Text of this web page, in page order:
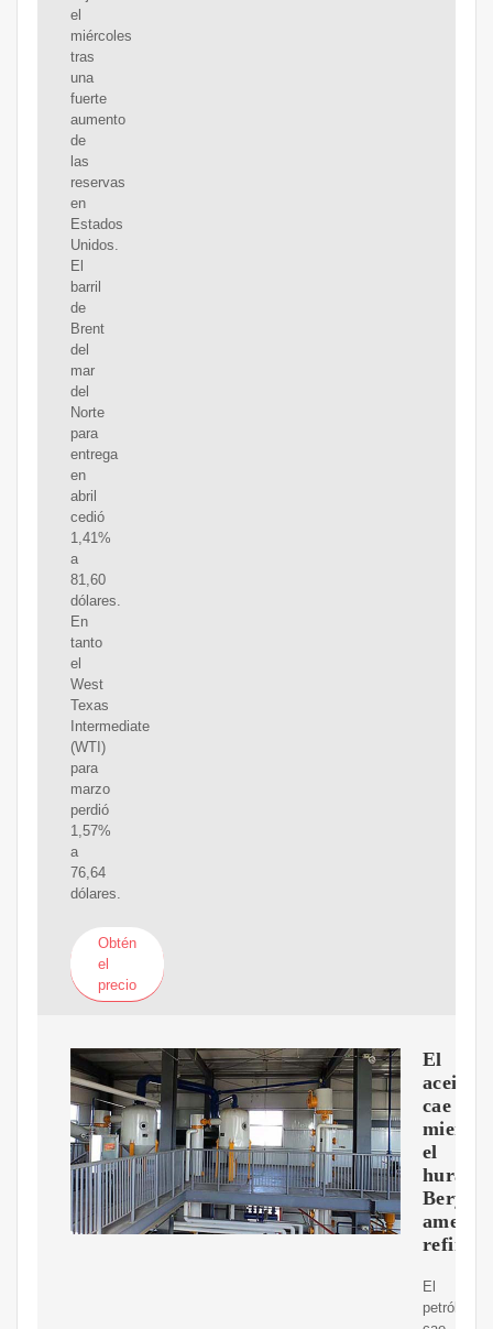
el
miércoles
tras
una
fuerte
aumento
de
las
reservas
en
Estados
Unidos.
El
barril
de
Brent
del
mar
del
Norte
para
entrega
en
abril
cedió
1,41%
a
81,60
dólares.
En
tanto
el
West
Texas
Intermediate
(WTI)
para
marzo
perdió
1,57%
a
76,64
dólares.
Obtén
el
precio
El
aceite
cae
el
Beryl
El
petróleo